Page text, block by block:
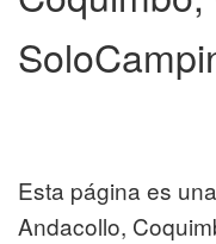
Esta página es
Andacollo,